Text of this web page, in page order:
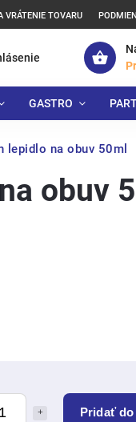
VRÁTENIE TOVARU
GASTRO
lepidlo na obuv 50ml
Pridať
obuv